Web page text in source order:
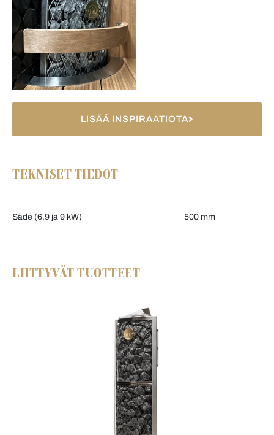
LISÄÄ INSPIRAATIOTA
TEKNISET TIEDOT
Säde (6,9 ja 9 kW) 500 mm
LIITTYVÄT TUOTTEET